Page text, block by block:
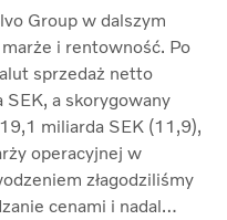
Group w dalszym
i rentowność. Po
sprzedaż netto
a skorygowany
miliarda SEK (11,9),
operacyjnej w
złagodziliśmy
cenami i nadal